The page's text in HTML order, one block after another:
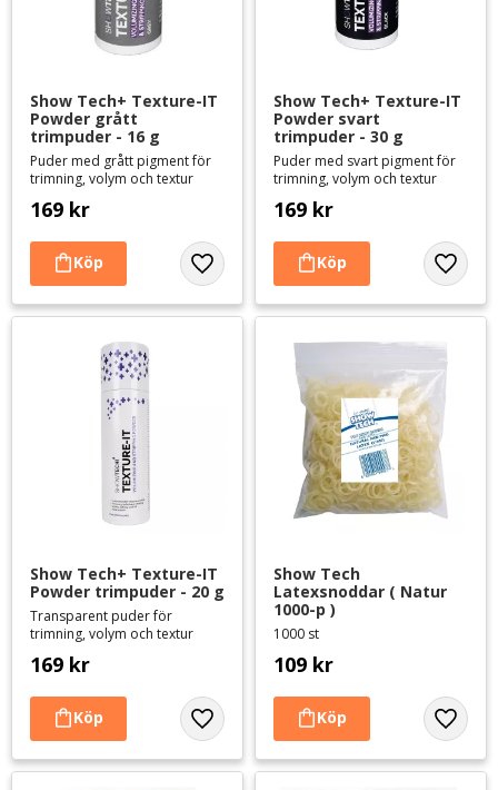
Show Tech+ Texture-IT
Powder grått
trimpuder - 16 g
Puder med grått pigment för
trimning, volym och textur
169 kr
Lägg till i favoriter
Show Tech+ Texture-IT
Powder svart
trimpuder - 30 g
Puder med svart pigment för
trimning, volym och textur
169 kr
Lägg
Show Tech+ Texture-IT
Powder trimpuder - 20 g
Transparent puder för
trimning, volym och textur
169 kr
Lägg till i favoriter
Show Tech
Latexsnoddar ( Natur
1000-p )
1000 st
109 kr
Lägg